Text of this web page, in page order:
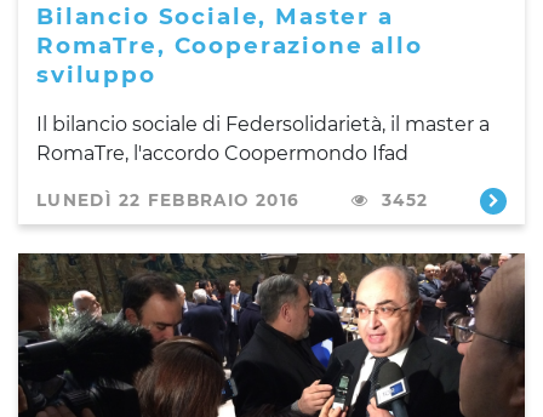
Bilancio Sociale, Master a
RomaTre, Cooperazione allo
sviluppo
Il bilancio sociale di Federsolidarietà, il master a
RomaTre, l'accordo Coopermondo Ifad
LUNEDÌ 22 FEBBRAIO 2016 3452